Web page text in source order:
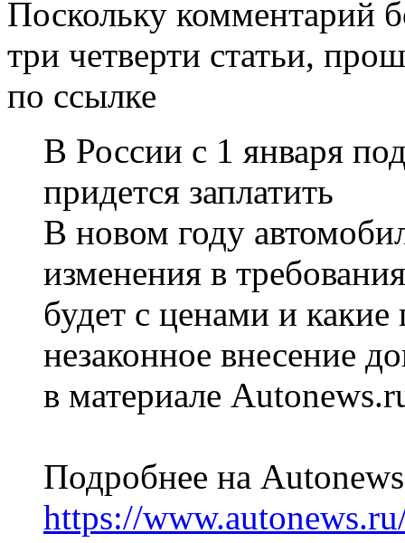
Поскольку комментарий
три четверти статьи,
по ссылке
В России с 1 января
придется заплатить
В новом году
изменения в
будет с ценами и
незаконное внесение
в материале
Подробнее на
https://